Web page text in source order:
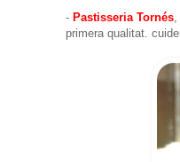
- Pastisseria Tornés,
primera qualitat.